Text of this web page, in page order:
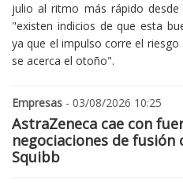
julio al ritmo más rápido
"existen indicios de que esta
ya que el impulso corre el
se acerca el otoño".
Empresas - 03/08/2026 10:25
AstraZeneca cae con
negociaciones de
Squibb